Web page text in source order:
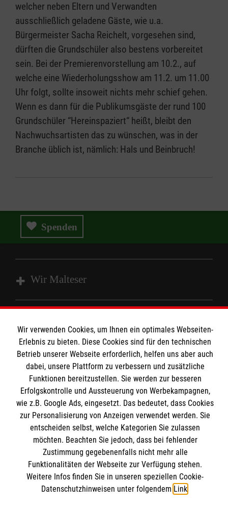
welcher neben Eltern und Verwandten
ausschließlich geladene Gäste, wie u.a.
Bürgermeister Sacha Reichelt, vorgesehen sind,
dürften die Grundschüler also bestens vorbereitet
sein. Bei der Premierenvorstellung am 10.2., auf
welche eine Wiederholungsshow am 11.2. um 11.00
Uhr folgt, sollte insoweit nichts mehr schief gehen.
Wenn es dann für die Publikumsgäste der rund 100
Grundschüler “Hereinspaziert“ heißt, bleibt den
Nachwuchsartisten das zu wünschen, was in der
Branche üblich ist, nämlich: Hals und Beinbruch!
Spenden
Wir Malteser
Angebote und Leistungen
Unsere Kurse
Mitarbeiten
Wir Malteser
Informationen
Kontakt
Pressestelle
Impressum
Datenschutz
Malteser online
Malteserorden
Malteser Jugend
Malteser International
Sharepoint
Spendenkonto
Empfänger: Malteser Hilfsdienst e.V.
Wir verwenden Cookies, um Ihnen ein optimales Webseiten-
Erlebnis zu bieten. Diese Cookies sind für den technischen
Betrieb unserer Webseite erforderlich, helfen uns aber auch
dabei, unsere Plattform zu verbessern und zusätzliche
Funktionen bereitzustellen. Sie werden zur besseren
Erfolgskontrolle und Aussteuerung von Werbekampagnen,
wie z.B. Google Ads, eingesetzt. Das bedeutet, dass Cookies
zur Personalisierung von Anzeigen verwendet werden. Sie
entscheiden selbst, welche Kategorien Sie zulassen
möchten. Beachten Sie jedoch, dass bei fehlender
Zustimmung gegebenenfalls nicht mehr alle
Funktionalitäten der Webseite zur Verfügung stehen.
Weitere Infos finden Sie in unseren speziellen Cookie-
Datenschutzhinweisen unter folgendem Link.